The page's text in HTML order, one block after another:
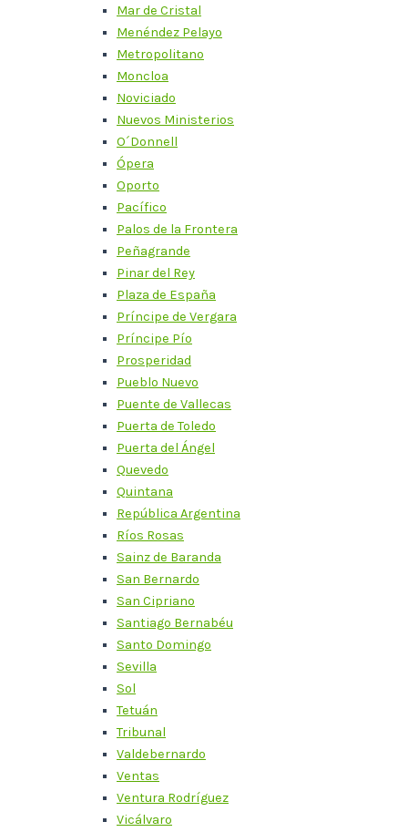
Mar de Cristal
Menéndez Pelayo
Metropolitano
Moncloa
Noviciado
Nuevos Ministerios
O´Donnell
Ópera
Oporto
Pacífico
Palos de la Frontera
Peñagrande
Pinar del Rey
Plaza de España
Príncipe de Vergara
Príncipe Pío
Prosperidad
Pueblo Nuevo
Puente de Vallecas
Puerta de Toledo
Puerta del Ángel
Quevedo
Quintana
República Argentina
Ríos Rosas
Sainz de Baranda
San Bernardo
San Cipriano
Santiago Bernabéu
Santo Domingo
Sevilla
Sol
Tetuán
Tribunal
Valdebernardo
Ventas
Ventura Rodríguez
Vicálvaro